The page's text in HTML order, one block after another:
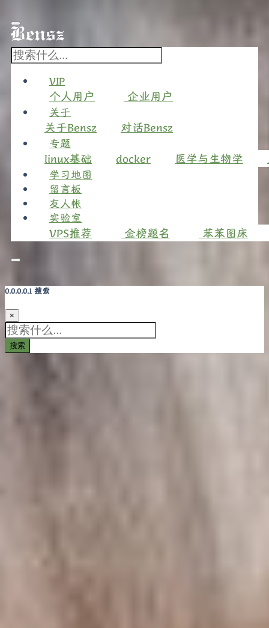
VIP
个人用户 企业用户
关于
关于Bensz 对话Bensz
专题
linux基础 docker 医学与生物学
学习地图
留言板
友人帐
实验室
VPS推荐 金榜题名 苯苯图床
搜索
×
搜索